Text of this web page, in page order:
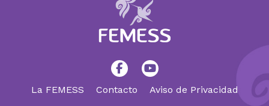
La FEMESS Contacto Aviso de Privacidad